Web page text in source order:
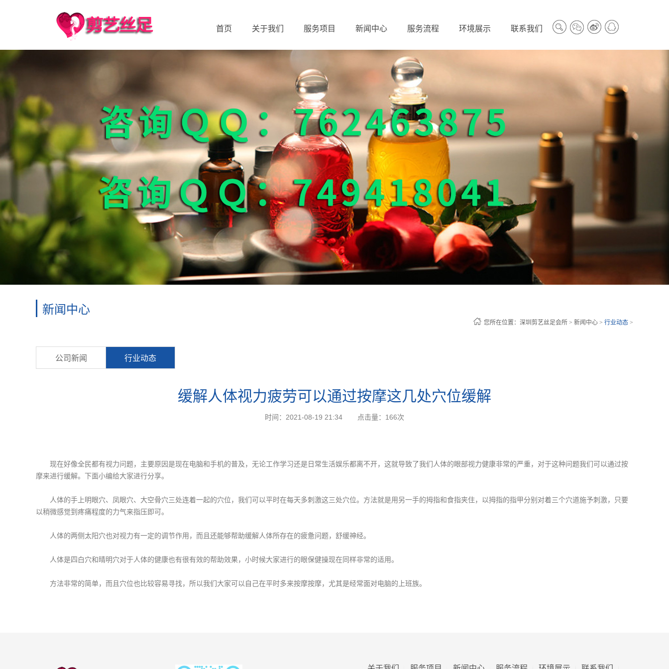
首页 关于我们 服务项目 新闻中心 服务流程 环境展示 联系我们
新闻中心
您所在位置： 深圳剪艺丝足会所 > 新闻中心 > 行业动态 >
公司新闻 行业动态
缓解人体视力疲劳可以通过按摩这几处穴位缓解
时间：2021-08-19 21:34 点击量： 166次
现在好像全民都有视力问题，主要原因是现在电脑和手机的普及，无论工作学习还是日常生活娱乐都离不开，这就导致了我们人体的眼部视力健康非常的严重，对于这种问题我们可以通过按
摩来进行缓解。下面小编给大家进行分享。
人体的手上明眼穴、凤眼穴、大空骨穴三处连着一起的穴位，我们可以平时在每天多刺激这三处穴位。方法就是用另一手的拇指和食指夹住，以拇指的指甲分别对着三个穴道施予刺激，只要
以稍微感觉到疼痛程度的力气来指压即可。
人体的两侧太阳穴也对视力有一定的调节作用，而且还能够帮助缓解人体所存在的疲惫问题，舒缓神经。
人体是四白穴和晴明穴对于人体的健康也有很有效的帮助效果，小时候大家进行的眼保健操现在同样非常的适用。
方法非常的简单，而且穴位也比较容易寻找，所以我们大家可以自己在平时多来按摩按摩，尤其是经常面对电脑的上班族。